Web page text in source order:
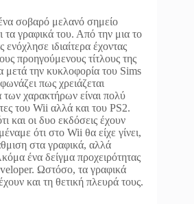
σοβαρό μελανό σημείο
τα γραφικά του. Από την μια το
ιδιαίτερα έχοντας
προηγούμενους τίτλους της
μετά την κυκλοφορία του Sims
πως χρειάζεται
χαρακτήρων είναι πολύ
του Wii αλλά και του PS2.
και οι δυο εκδόσεις έχουν
ότι στο Wii θα είχε γίνει,
στα γραφικά, αλλά
ένα δείγμα προχειρότητας
Ωστόσο, τα γραφικά
και τη θετική πλευρά τους.